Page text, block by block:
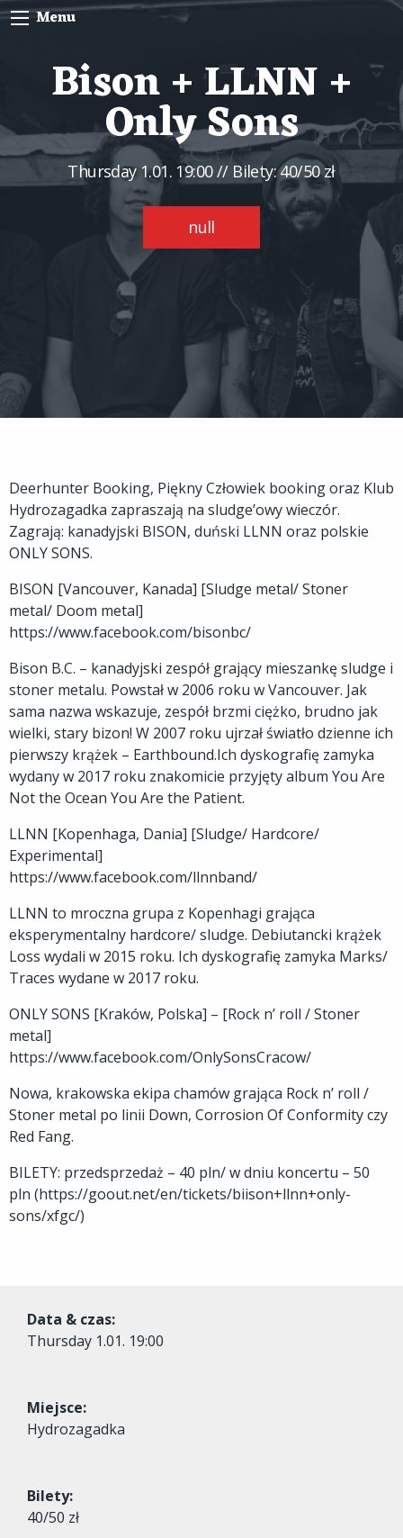
Menu
Bison + LLNN +
Only Sons
Thursday 1.01. 19:00// Bilety: 40/50 zł
null
Deerhunter Booking, Piękny Człowiek booking oraz Klub
Hydrozagadka zapraszają na sludge’owy wieczór.
Zagrają: kanadyjski BISON, duński LLNN oraz polskie
ONLY SONS.
BISON [Vancouver, Kanada] [Sludge metal/ Stoner
metal/ Doom metal]
https://www.facebook.com/bisonbc/
Bison B.C. – kanadyjski zespół grający mieszankę sludge i
stoner metalu. Powstał w 2006 roku w Vancouver. Jak
sama nazwa wskazuje, zespół brzmi ciężko, brudno jak
wielki, stary bizon! W 2007 roku ujrzał światło dzienne ich
pierwszy krążek – Earthbound.Ich dyskografię zamyka
wydany w 2017 roku znakomicie przyjęty album You Are
Not the Ocean You Are the Patient.
LLNN [Kopenhaga, Dania] [Sludge/ Hardcore/
Experimental]
https://www.facebook.com/llnnband/
LLNN to mroczna grupa z Kopenhagi grająca
eksperymentalny hardcore/ sludge. Debiutancki krążek
Loss wydali w 2015 roku. Ich dyskografię zamyka Marks/
Traces wydane w 2017 roku.
ONLY SONS [Kraków, Polska] – [Rock n’ roll / Stoner
metal]
https://www.facebook.com/OnlySonsCracow/
Nowa, krakowska ekipa chamów grająca Rock n’ roll /
Stoner metal po linii Down, Corrosion Of Conformity czy
Red Fang.
BILETY: przedsprzedaż – 40 pln/ w dniu koncertu – 50
pln (https://goout.net/en/tickets/biison+llnn+only-
sons/xfgc/)
Data & czas:
Thursday 1.01. 19:00
Miejsce:
Hydrozagadka
Bilety:
40/50 zł